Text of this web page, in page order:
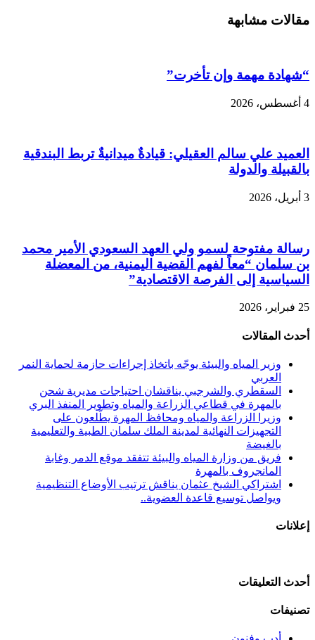
مقالات مشابهة
“شهادة مهمة وإن تأخرت”
4 أغسطس، 2026
العميد علي سالم العقيلي: قيادةٌ ميدانيةٌ تربط البندقية
بالقبيلة والدولة
3 أبريل، 2026
رسالة مفتوحة لسمو ولي العهد السعودي الأمير محمد
بن سلمان “معاً لفهم القضية اليمنية، من المعضلة
السياسية إلى الفرصة الاقتصادية”
25 فبراير، 2026
أحدث المقالات
وزير المياه والبيئة يوجّه باتخاذ إجراءات حازمة لحماية النمر
العربي
السقطري والشرجبي يناقشان احتياجات مديرية شحن
بالمهرة في قطاعي الزراعة والمياه وتطوير المنفذ البري
وزيرا الزراعة والمياه ومحافظ المهرة يطّلعون على
التجهيزات النهائية لمدينة الملك سلمان الطبية والتعليمية
بالغيضة
فريق من وزارة المياه والبيئة تتفقد موقع الدمر وغابة
المانجروف بالمهرة
اشتراكي الشيخ عثمان يناقش ترتيب الأوضاع التنظيمية
ويواصل توسيع قاعدة العضوية..
إعلانات
أحدث التعليقات
تصنيفات